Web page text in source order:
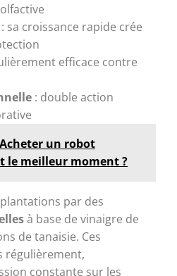
: sa croissance rapide crée
efficace contre
: double action
Acheter un robot
le meilleur moment ?
par des
à base de vinaigre de
de tanaisie. Ces
régulièrement,
constante sur les